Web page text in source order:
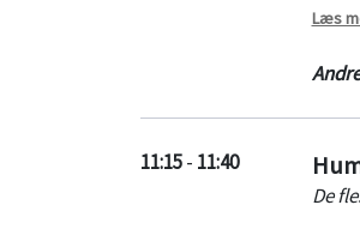
Hør
Læs
11:15- 11:40
De